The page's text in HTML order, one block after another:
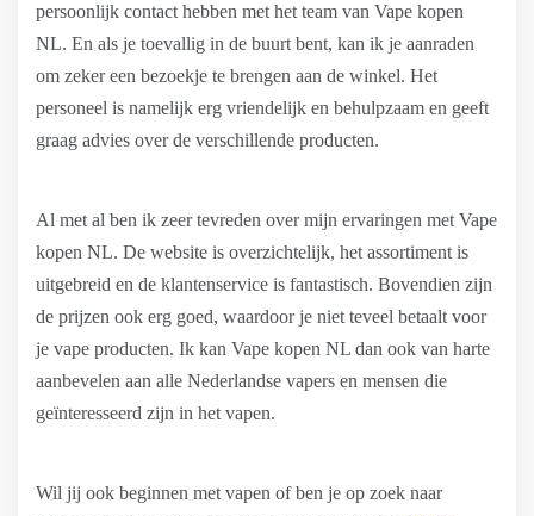
persoonlijk contact hebben met het team van Vape kopen
NL. En als je toevallig in de buurt bent, kan ik je aanraden
om zeker een bezoekje te brengen aan de winkel. Het
personeel is namelijk erg vriendelijk en behulpzaam en geeft
graag advies over de verschillende producten.
Al met al ben ik zeer tevreden over mijn ervaringen met Vape
kopen NL. De website is overzichtelijk, het assortiment is
uitgebreid en de klantenservice is fantastisch. Bovendien zijn
de prijzen ook erg goed, waardoor je niet teveel betaalt voor
je vape producten. Ik kan Vape kopen NL dan ook van harte
aanbevelen aan alle Nederlandse vapers en mensen die
geïnteresseerd zijn in het vapen.
Wil jij ook beginnen met vapen of ben je op zoek naar